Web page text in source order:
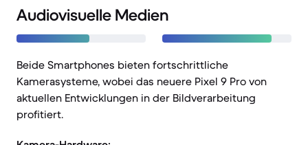
Audiovisuelle Medien
Beide Smartphones bieten fortschrittliche
Kamerasysteme, wobei das neuere Pixel 9 Pro von
aktuellen Entwicklungen in der Bildverarbeitung
profitiert.